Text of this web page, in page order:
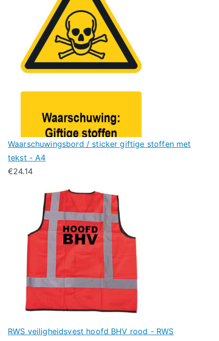
Waarschuwingsbord / sticker giftige stoffen met
tekst - A4
€24.14
RWS veiligheidsvest hoofd BHV rood - RWS